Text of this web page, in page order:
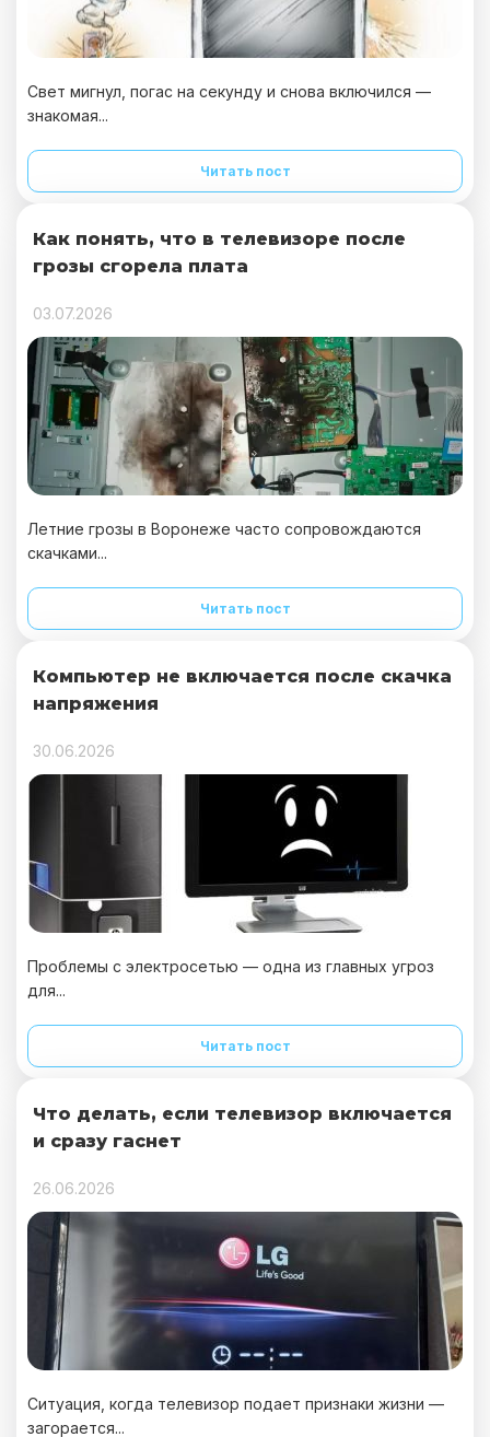
Свет мигнул, погас на секунду и снова включился —
знакомая...
Читать пост
Как понять, что в телевизоре после
грозы сгорела плата
03.07.2026
Летние грозы в Воронеже часто сопровождаются
скачками...
Читать пост
Компьютер не включается после скачка
напряжения
30.06.2026
Проблемы с электросетью — одна из главных угроз
для...
Читать пост
Что делать, если телевизор включается
и сразу гаснет
26.06.2026
Ситуация, когда телевизор подает признаки жизни —
загорается...